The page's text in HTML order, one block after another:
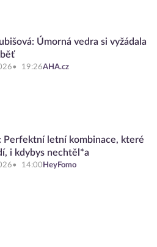
Úmorná vedra si vyžádala
19:26AHA.cz
Perfektní letní kombinace, které
i kdybys nechtěl*a
14:00 HeyFomo